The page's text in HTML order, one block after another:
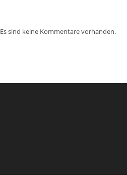
Es sind keine Kommentare vorhanden.